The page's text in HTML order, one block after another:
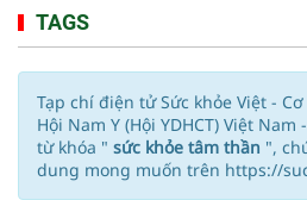
TAGS
Tạp chí điện tử Sức khỏe Việt -
Hội Nam Y (Hội YDHCT) Việt
từ khóa " sức khỏe tâm thần ",
dung mong muốn trên https://